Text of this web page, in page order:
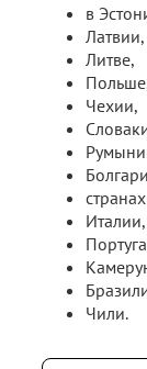
в
Латвии,
Литве,
Чехии,
Италии,
Чили.